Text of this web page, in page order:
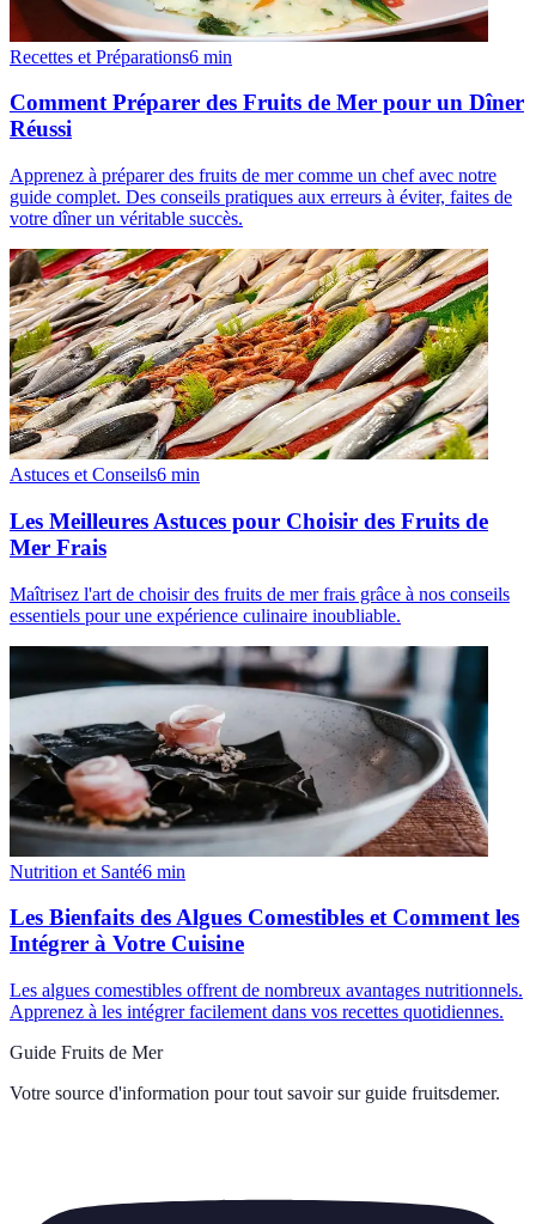
Recettes et Préparations6 min
Comment Préparer des Fruits de Mer pour un Dîner
Réussi
Apprenez à préparer des fruits de mer comme un chef avec notre
guide complet. Des conseils pratiques aux erreurs à éviter, faites de
votre dîner un véritable succès.
Astuces et Conseils6 min
Les Meilleures Astuces pour Choisir des Fruits de
Mer Frais
Maîtrisez l'art de choisir des fruits de mer frais grâce à nos conseils
essentiels pour une expérience culinaire inoubliable.
Nutrition et Santé6 min
Les Bienfaits des Algues Comestibles et Comment les
Intégrer à Votre Cuisine
Les algues comestibles offrent de nombreux avantages nutritionnels.
Apprenez à les intégrer facilement dans vos recettes quotidiennes.
Guide Fruits de Mer
Votre source d'information pour tout savoir sur guide fruitsdemer.